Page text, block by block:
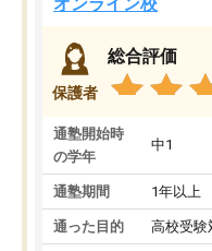
保護者
総合評価
通塾開始時
の学年
中1
通塾期間 1年以上
通った目的 高校受験